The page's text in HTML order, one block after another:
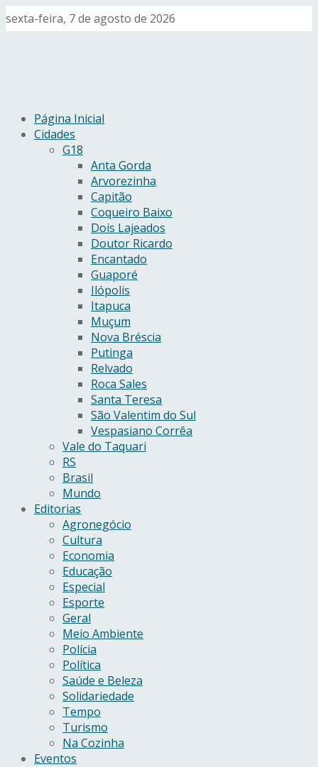
sexta-feira, 7 de agosto de 2026
Página Inicial
Cidades
G18
Anta Gorda
Arvorezinha
Capitão
Coqueiro Baixo
Dois Lajeados
Doutor Ricardo
Encantado
Guaporé
Ilópolis
Itapuca
Muçum
Nova Bréscia
Putinga
Relvado
Roca Sales
Santa Teresa
São Valentim do Sul
Vespasiano Corrêa
Vale do Taquari
RS
Brasil
Mundo
Editorias
Agronegócio
Cultura
Economia
Educação
Especial
Esporte
Geral
Meio Ambiente
Polícia
Política
Saúde e Beleza
Solidariedade
Tempo
Turismo
Na Cozinha
Eventos